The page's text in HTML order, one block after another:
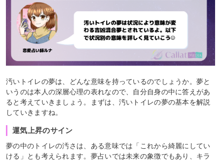
汚いトイレの夢は、どんな意味を持っているのでしょうか。夢と
いうのは本人の深層心理の表れなので、自分自身の中に答えがあ
ると考えていきましょう。まずは、汚いトイレの夢の基本を解説
していきますね。
運気上昇のサイン
夢の中のトイレの汚さは、ある意味では「これから綺麗にしてい
ける」とも考えられます。夢占いでは未来の象徴でもあり、キラ